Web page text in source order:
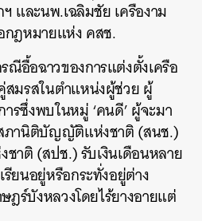
และนพ.เฉลิมชัย เครืองาม
ฎหมายแห่ง คสช.
ณีอื้อฉาวของการแต่งตั้งเครือ
มรสในตำแหน่งผู้ช่วย ผู้
รซึ่งพบในหมู่ ‘คนดี’ ผู้จะมา
ภานิติบัญญัติแห่งชาติ (สนช.)
าติ (สปช.) รับเงินเดือนหลาย
ยนอยู่หรือกระทั่งอยู่ต่าง
ฎร์บังหลวงโดยไร้ยางอายแต่